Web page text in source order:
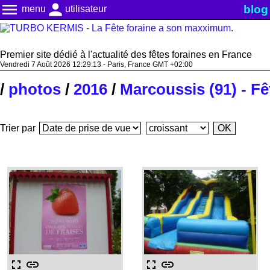
menu menu person utilisateur blog
Premier site dédié à l'actualité des fêtes foraines en France
Vendredi 7 Août 2026 12:29:14 - Paris, France GMT +02:00
/ photos / 2016 / Marcoussis (91) -
Trier par
fullscreen link fullscreen link